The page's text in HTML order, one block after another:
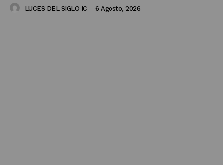
LUCES DEL SIGLO IC - 6 Agosto, 2026